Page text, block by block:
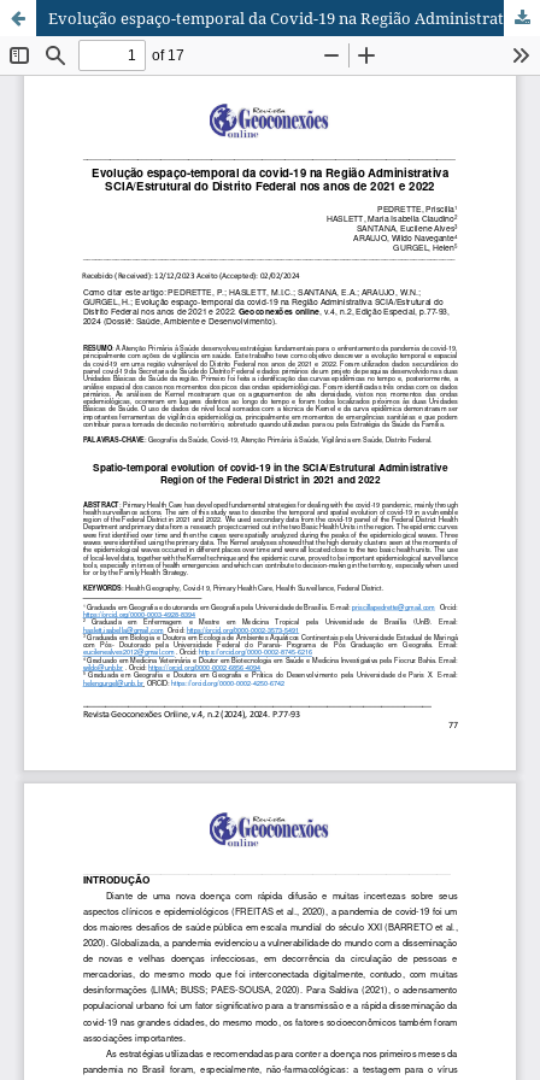
Evolução espaço-temporal da Covid-19 na Região Administrativa SCIA/Estrutural do Distrito Federal nos anos de 2021 e 2022